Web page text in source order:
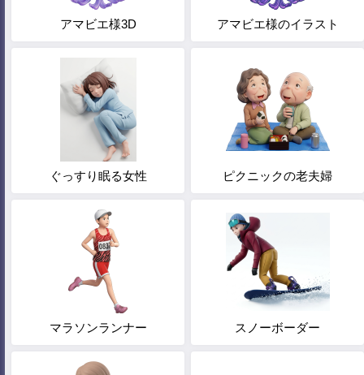
アマビエ様3D アマビエ様のイラスト
ぐっすり眠る女性 ピクニックの老夫婦
マラソンランナー スノーボーダー